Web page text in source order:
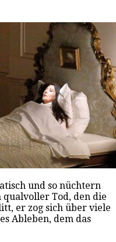
und so nüchtern
qualvoller Tod, den die
er zog sich über viele
Ableben, dem das